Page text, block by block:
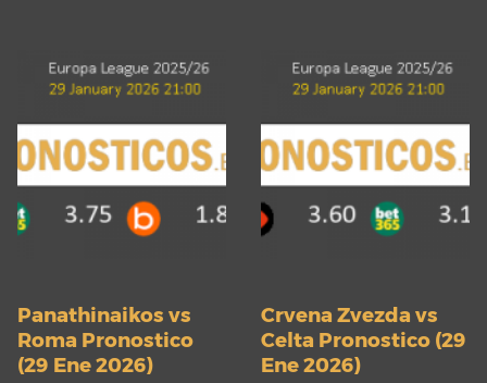
Panathinaikos vs
Roma Pronostico
(29 Ene 2026)
Crvena Zvezda vs
Celta Pronostico (29
Ene 2026)